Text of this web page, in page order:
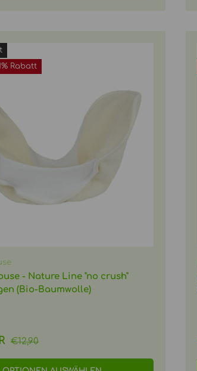
Rabatt
- Nature Line "no crush"
(Bio-Baumwolle)
Normaler Preis
€12,90